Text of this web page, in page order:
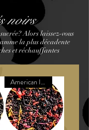
noirs
Alors laissez-vous
la plus décadente
et réchauffantes
American Inspired Dessert